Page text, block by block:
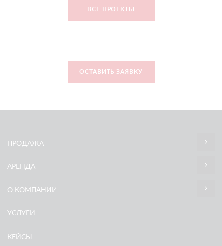
ВСЕ ПРОЕКТЫ
ОСТАВИТЬ ЗАЯВКУ
ПРОДАЖА
АРЕНДА
О КОМПАНИИ
УСЛУГИ
КЕЙСЫ